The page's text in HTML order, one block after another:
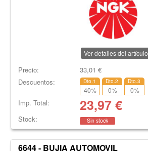
Ver detalles del artículo
Precio: 33,01 €
Descuentos:
Dto.1
40%
Dto.2
0%
Dto.3
0%
Imp. Total: 23,97€
Stock: Sin stock
6644 - BUJIA AUTOMOVIL